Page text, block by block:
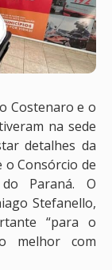
Costenaro e o
na sede
detalhes da
Consórcio de
Paraná. O
Stefanello,
“para o
melhor com